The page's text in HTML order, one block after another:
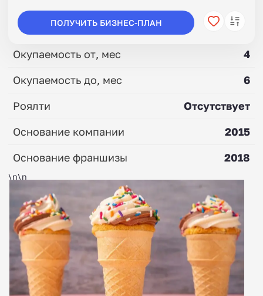
ПОЛУЧИТЬ БИЗНЕС-ПЛАН
Окупаемость от, мес
4
Окупаемость до, мес
6
Роялти
Отсутствует
Основание компании
2015
Основание франшизы
2018
\n\n